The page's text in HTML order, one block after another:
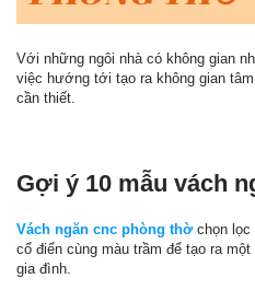
Với những ngôi nhà có không gian
việc hướng tới tạo ra không gian
cần thiết.
Gợi ý 10 mẫu vách
Vách ngăn cnc phòng thờchọn lọc
cổ điển cùng màu trầm để tạo ra
gia đình.